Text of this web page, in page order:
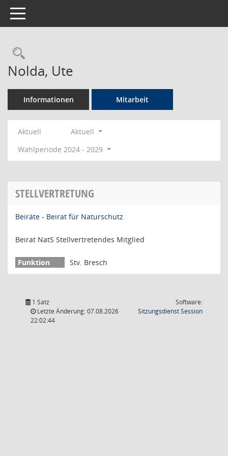
Toggle navigation
Rechercheauswahl
Nolda, Ute
Informationen Mitarbeit
Aktuell
Aktuell
Wahlperiode 2024 - 2029
STELLVERTRETUNG
Beiräte - Beirat für Naturschutz
Beirat NatS Stellvertretendes Mitglied
Stv. Bresch
1 Satz
Letzte Änderung: 07.08.2026
22:02:44
Software:
SitzungsdienstSession(Wird in